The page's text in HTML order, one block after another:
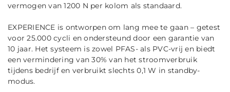
vermogen van 1200 N per kolom als standaard.
EXPERIENCE is ontworpen om lang mee te gaan – getest
voor 25.000 cycli en ondersteund door een garantie van
10 jaar. Het systeem is zowel PFAS- als PVC-vrij en biedt
een vermindering van 30% van het stroomverbruik
tijdens bedrijf en verbruikt slechts 0,1 W in standby-
modus.